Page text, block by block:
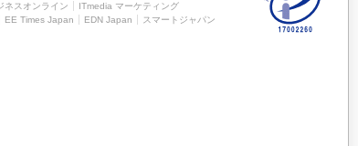
ネスオンライン
ITmedia マーケティング
EE Times Japan EDN Japan
スマートジャパン